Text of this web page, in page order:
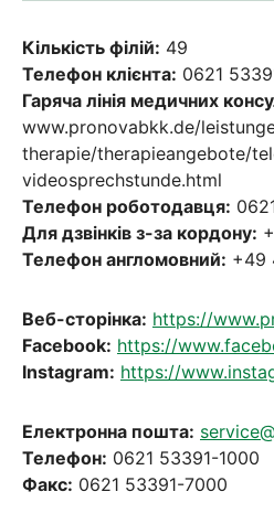
Кількість філій: 49
Телефон клієнта: 0621
Гаряча лінія медичних
www.pronovabkk.de/
therapie/therapieangebote/
videosprechstunde.html
Телефон роботодавця:
Для дзвінків з-за кордону:
Телефон англомовний: +49
Веб-сторінка: https://
Facebook: https://
Instagram: https://
Електронна пошта:
Телефон: 0621 53391-1000
Факс: 0621 53391-7000